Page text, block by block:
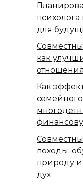
для
как
Как
походы:
природу и
дух